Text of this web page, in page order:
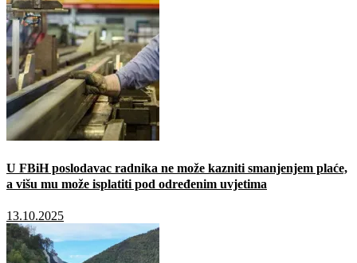
U FBiH poslodavac radnika ne može kazniti smanjenjem plaće,
a višu mu može isplatiti pod određenim uvjetima
13.10.2025